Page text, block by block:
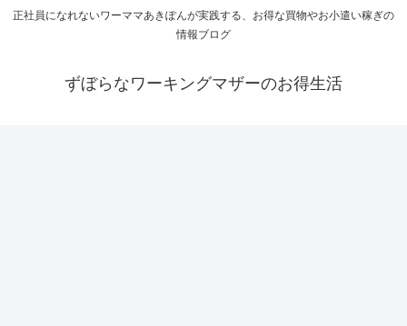
正社員になれないワーママあきぽんが実践する、お得な買物やお小遣い稼ぎの
情報ブログ
ずぼらなワーキングマザーのお得生活